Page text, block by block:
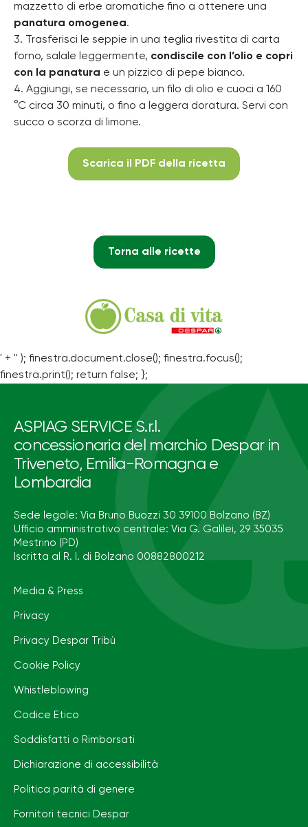
mazzetto di erbe aromatiche fino a ottenere una
panatura omogenea.
3. Trasferisci le seppie in una teglia rivestita di carta
forno, salale leggermente, condiscile con l’olio e copri
con la panatura e un pizzico di pepe bianco.
4. Aggiungi, se necessario, un filo di olio e cuoci a 160
°C circa 30 minuti, o fino a leggera doratura. Servi con
succo o scorza di limone.
Scarica il PDF della ricetta
Torna alle ricette
' + '' ); finestra.document.close(); finestra.focus();
finestra.print(); return false; };
ASPIAG SERVICE S.r.l.
concessionaria del marchio Despar in
Triveneto, Emilia-Romagna e
Lombardia
Sede legale: Via Bruno Buozzi 30 39100 Bolzano (BZ)
Ufficio amministrativo centrale: Via G. Galilei, 29 35035
Mestrino (PD)
Iscritta al R. I. di Bolzano 00882800212
Media & Press
Privacy
Privacy Despar Tribù
Cookie Policy
Whistleblowing
Codice Etico
Soddisfatti o Rimborsati
Dichiarazione di accessibilità
Politica parità di genere
Fornitori tecnici Despar